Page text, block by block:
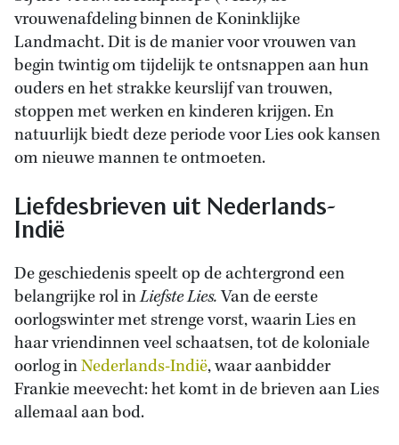
vrouwenafdeling binnen de Koninklijke
Landmacht. Dit is de manier voor vrouwen van
begin twintig om tijdelijk te ontsnappen aan hun
ouders en het strakke keurslijf van trouwen,
stoppen met werken en kinderen krijgen. En
natuurlijk biedt deze periode voor Lies ook kansen
om nieuwe mannen te ontmoeten.
Liefdesbrieven uit Nederlands-
Indië
De geschiedenis speelt op de achtergrond een
belangrijke rol inLiefste Lies.Van de eerste
oorlogswinter met strenge vorst, waarin Lies en
haar vriendinnen veel schaatsen, tot de koloniale
oorlog inNederlands-Indië, waar aanbidder
Frankie meevecht: het komt in de brieven aan Lies
allemaal aan bod.